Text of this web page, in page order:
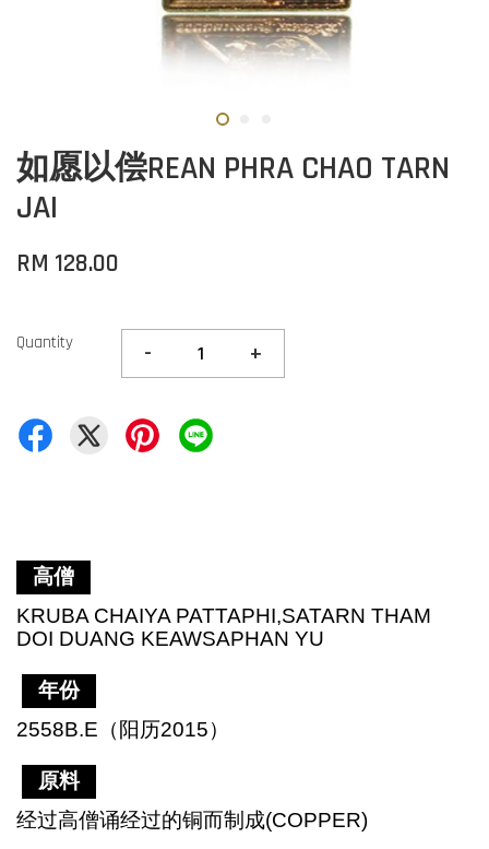
如愿以偿REAN PHRA CHAO TARN
JAI
RM 128.00
Quantity - +
高僧
KRUBA CHAIYA PATTAPHI,SATARN THAM
DOI DUANG KEAWSAPHAN YU
年份
2558B.E（阳历2015）
原料
经过高僧诵经过的铜而制成(COPPER)